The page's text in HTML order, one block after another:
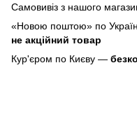
Самовивіз з нашого
«Новою поштою» по
не акційний товар
Кур'єром по Києву —